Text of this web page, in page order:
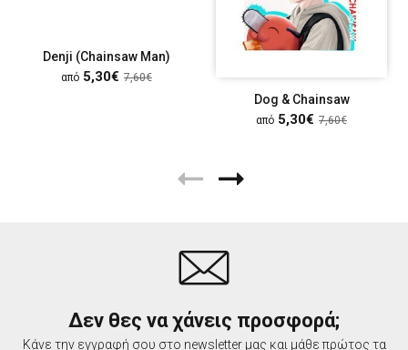
Denji (Chainsaw Man)
από 5,30€ 7,60€
Dog & Chainsaw
από 5,30€ 7,60€
Δεν θες να χάνεις προσφορά;
Κάνε την εγγραφή σου στο newsletter μας και μάθε πρώτος τα